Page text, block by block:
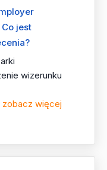
jest
wizerunku
zobacz więcej